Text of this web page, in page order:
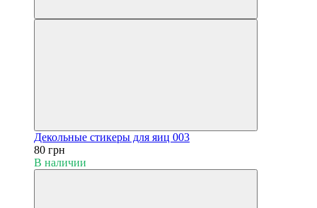
Декольные стикеры для яиц 003
80 грн
В наличии